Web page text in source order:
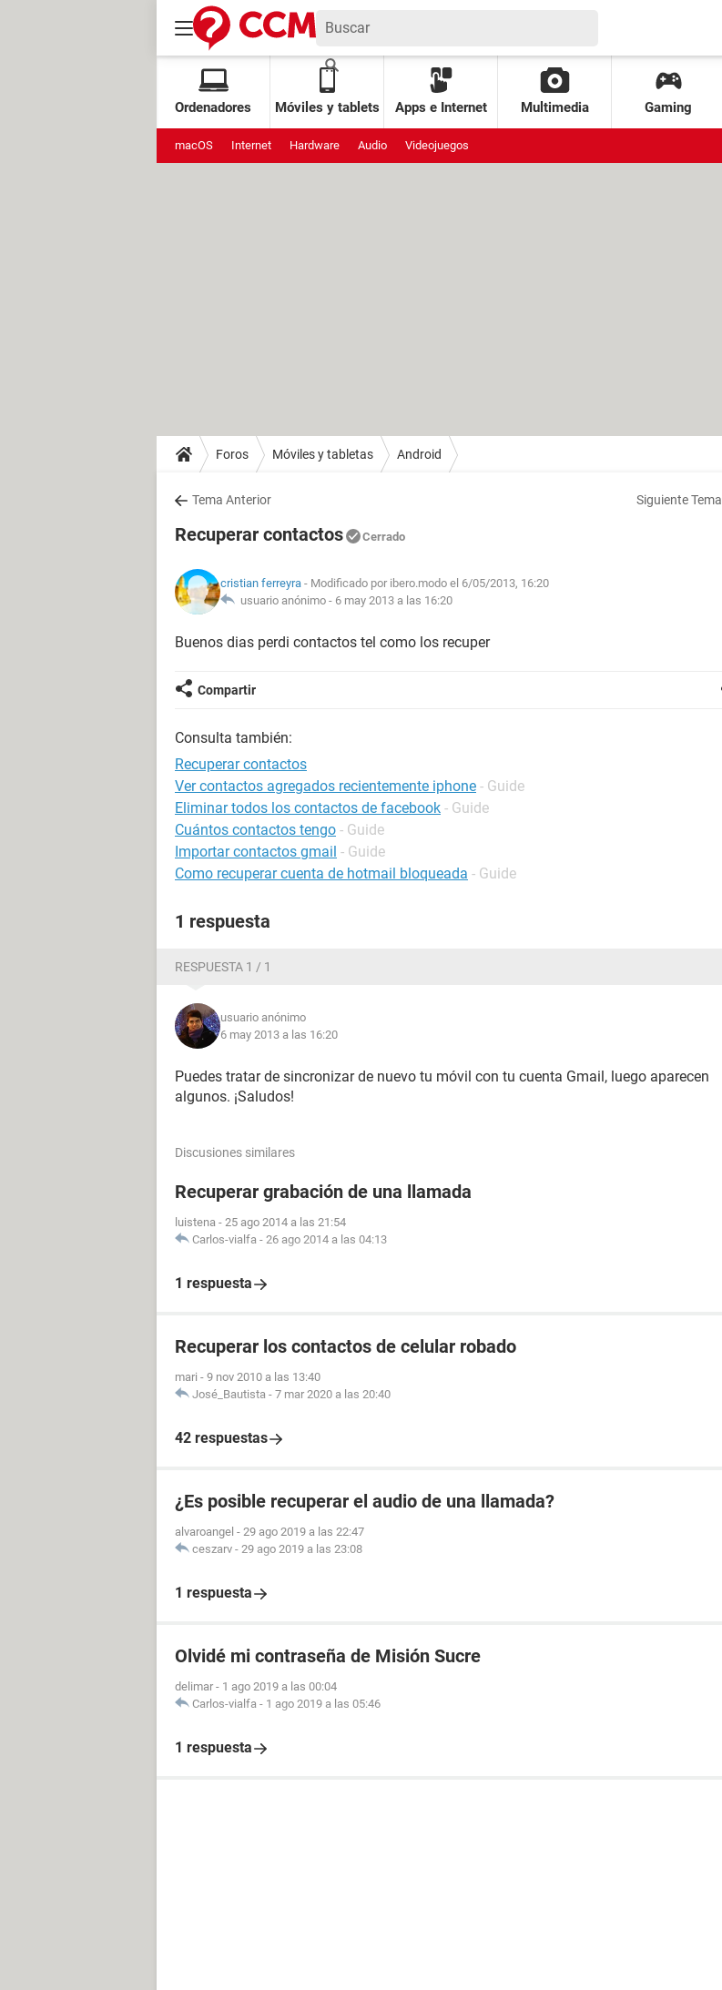
Ordenadores Móviles y tablets Apps e Internet Multimedia Gaming
macOS Internet Hardware Audio Videojuegos
Foros Móviles y tabletas Android
Tema Anterior Siguiente Tema
Recuperar contactos Cerrado
cristian ferreyra - Modificado por ibero.modo el 6/05/2013, 16:20
usuario anónimo - 6 may 2013 a las 16:20
Buenos dias perdi contactos tel como los recuper
Compartir
Consulta también:
Recuperar contactos
Ver contactos agregados recientemente iphone - Guide
Eliminar todos los contactos de facebook - Guide
Cuántos contactos tengo - Guide
Importar contactos gmail - Guide
Como recuperar cuenta de hotmail bloqueada - Guide
1 respuesta
RESPUESTA 1 / 1
usuario anónimo
6 may 2013 a las 16:20
Puedes tratar de sincronizar de nuevo tu móvil con tu cuenta Gmail, luego aparecen
algunos. ¡Saludos!
Discusiones similares
Recuperar grabación de una llamada
luistena - 25 ago 2014 a las 21:54
Carlos-vialfa - 26 ago 2014 a las 04:13
1 respuesta
Recuperar los contactos de celular robado
mari - 9 nov 2010 a las 13:40
José_Bautista - 7 mar 2020 a las 20:40
42 respuestas
¿Es posible recuperar el audio de una llamada?
alvaroangel - 29 ago 2019 a las 22:47
ceszarv - 29 ago 2019 a las 23:08
1 respuesta
Olvidé mi contraseña de Misión Sucre
delimar - 1 ago 2019 a las 00:04
Carlos-vialfa - 1 ago 2019 a las 05:46
1 respuesta